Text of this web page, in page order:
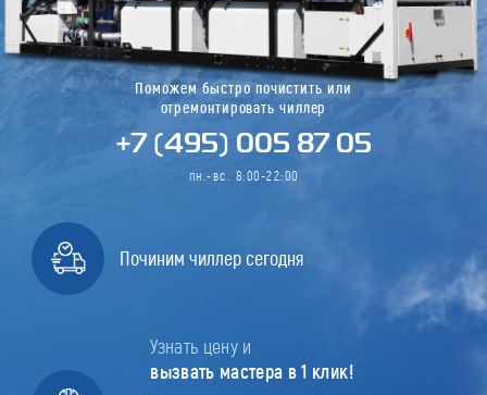
Поможем быстро почистить или
отремонтировать чиллер
+7 (495) 005 87 05
пн.-вс. 8:00-22:00
Починим чиллер сегодня
Узнать цену и
вызвать мастера в 1 клик!